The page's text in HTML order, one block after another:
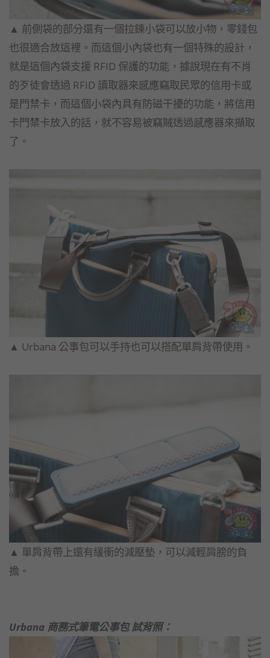
▲​ 前側袋的部分還有一個拉鍊小袋可以放小物，零錢包
也很適合放這裡。而這個小內袋也有一個特殊的設計，
就是這個內袋支援 RFID 保護的功能，據說現在有不肖
的歹徒會透過 RFID 讀取器來感應竊取民眾的信用卡或
是門禁卡，而這個小袋內具有防磁干擾的功能，將信用
卡門禁卡放入的話，就不容易被竊賊透過感應器來擷取
了。
▲​ Urbana 公事包可以手持也可以搭配單肩背帶使用。
▲​ 單肩背帶上還有緩衝的減壓墊，可以減輕肩膀的負
擔。
Urbana 商務式筆電公事包​ 試背照：